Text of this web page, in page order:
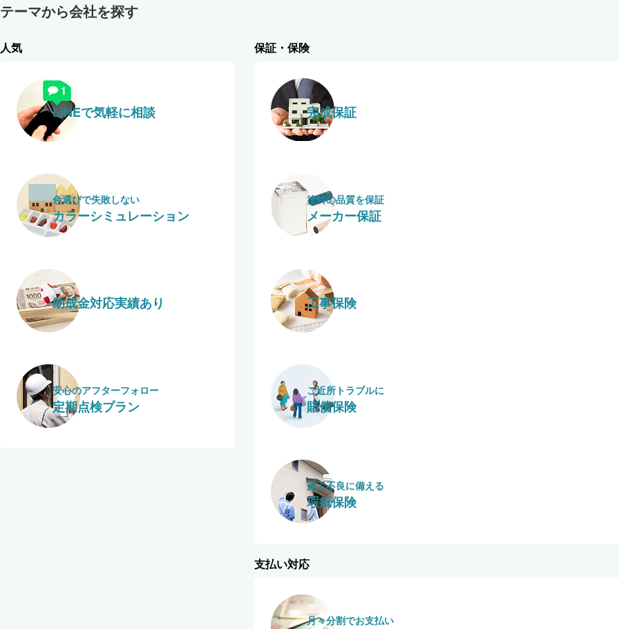
テーマから会社を探す
人気
LINEで気軽に相談
色選びで失敗しない
カラーシミュレーション
助成金対応実績あり
安心のアフターフォロー
定期点検プラン
保証・保険
完成保証
塗料の​品質を​保証
メーカー保証
工事保険
ご近所トラブルに
賠償保険
施工不良に​備える
瑕疵保険
支払い対応
月々​分割で​お支払い